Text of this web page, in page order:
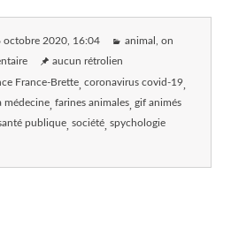
octobre 2020, 16:04 animal, on
aucun rétrolien
France-Brette coronavirus covid-19
médecine farines animales gif animés
publique société spychologie